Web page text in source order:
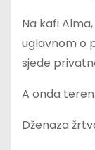
Na kafi
uglavnom o
sjede
A onda teren.
Dženaza